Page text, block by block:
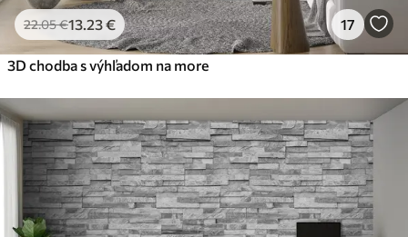
22.05€13.23€ 17
3D chodba s výhľadom na more